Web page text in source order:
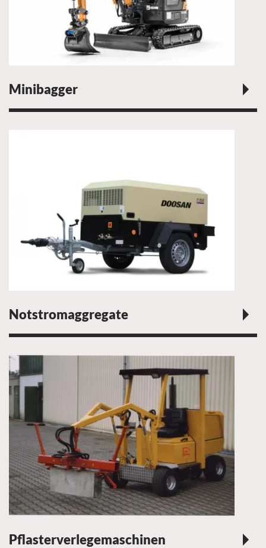
Minibagger
Notstromaggregate
Pflasterverlegemaschinen